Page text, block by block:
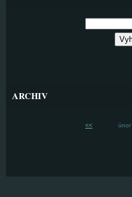
ARCHIV
<< únor